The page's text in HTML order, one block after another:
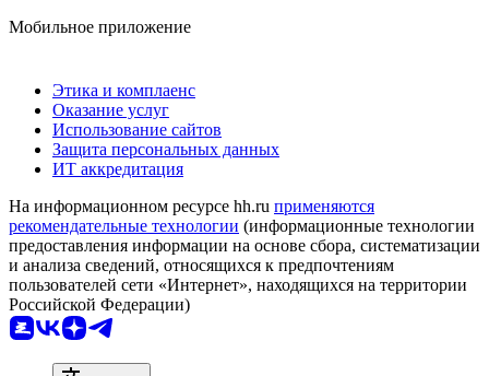
Мобильное приложение
Этика и комплаенс
Оказание услуг
Использование сайтов
Защита персональных данных
ИТ аккредитация
На информационном ресурсе hh.ru применяются
рекомендательные технологии (информационные технологии
предоставления информации на основе сбора, систематизации
и анализа сведений, относящихся к предпочтениям
пользователей сети «Интернет», находящихся на территории
Российской Федерации)